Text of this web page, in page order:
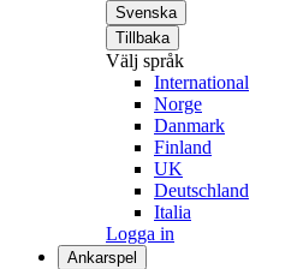
Svenska
Tillbaka
Välj språk
International
Norge
Danmark
Finland
UK
Deutschland
Italia
Logga in
Ankarspel